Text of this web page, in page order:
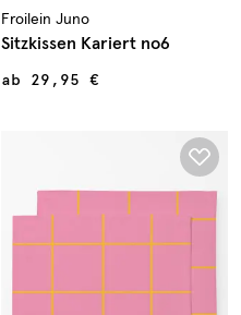
Froilein Juno
Sitzkissen Kariert no6
ab 29,95 €